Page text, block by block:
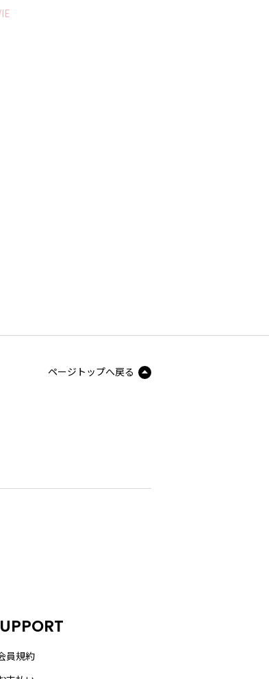
ページトップへ戻る
員規約